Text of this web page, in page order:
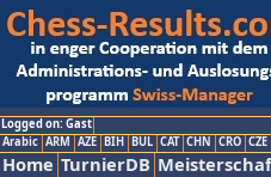
Logged on: Gast
Arabic ARM AZE BIH BUL CAT CHN CRO CZE
Home TurnierDB